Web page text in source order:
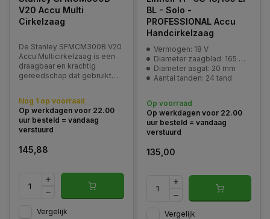
V20 Accu Multi
Cirkelzaag
De Stanley SFMCM300B V20
Accu Multicirkelzaag is een
draagbaar en krachtig
gereedschap dat gebruikt
zoals hout, kunststof en
metaal.
Nog 1 op voorraad
Op werkdagen voor 22.00
uur besteld = vandaag
verstuurd
145,88
Vergelijk
BL - Solo -
PROFESSIONAL Accu
Handcirkelzaag
Vermogen: 18 V
Diameter zaagblad: 165 mm
Diameter asgat: 20 mm
Aantal tanden: 24 tand
Op voorraad
Op werkdagen voor 22.00
uur besteld = vandaag
verstuurd
135,00
Vergelijk